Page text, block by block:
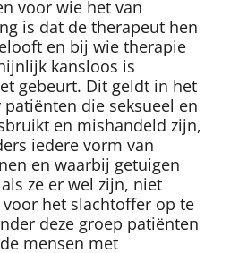
voor wie het van
is dat de therapeut hen
en bij wie therapie
kansloos is
gebeurt. Dit geldt in het
die seksueel en
en mishandeld zijn,
iedere vorm van
en waarbij getuigen
ze er wel zijn, niet
het slachtoffer op te
deze groep patiënten
mensen met